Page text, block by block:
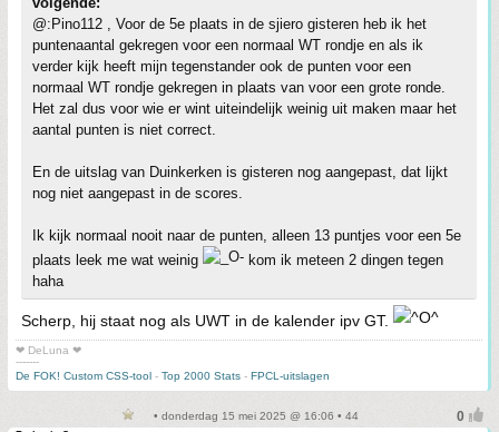
@:Pino112 , Voor de 5e plaats in de sjiero gisteren heb ik het
puntenaantal gekregen voor een normaal WT rondje en als ik
verder kijk heeft mijn tegenstander ook de punten voor een
normaal WT rondje gekregen in plaats van voor een grote ronde.
Het zal dus voor wie er wint uiteindelijk weinig uit maken maar het
aantal punten is niet correct.
En de uitslag van Duinkerken is gisteren nog aangepast, dat lijkt
nog niet aangepast in de scores.
Ik kijk normaal nooit naar de punten, alleen 13 puntjes voor een 5e
plaats leek me wat weinig
kom ik meteen 2 dingen tegen
haha
Scherp, hij staat nog als UWT in de kalender ipv GT.
❤ DeLuna ❤
-------
De FOK! Custom CSS-tool - Top 2000 Stats - FPCL-uitslagen
• donderdag 15 mei 2025 @ 16:06 • 44